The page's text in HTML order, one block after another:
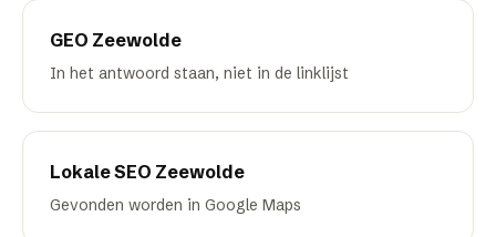
GEO Zeewolde
In het antwoord staan, niet in de linklijst
Lokale SEO Zeewolde
Gevonden worden in Google Maps